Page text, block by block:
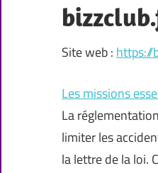
Site web : https://
Les missions
La
limiter les
la lettre de la loi.